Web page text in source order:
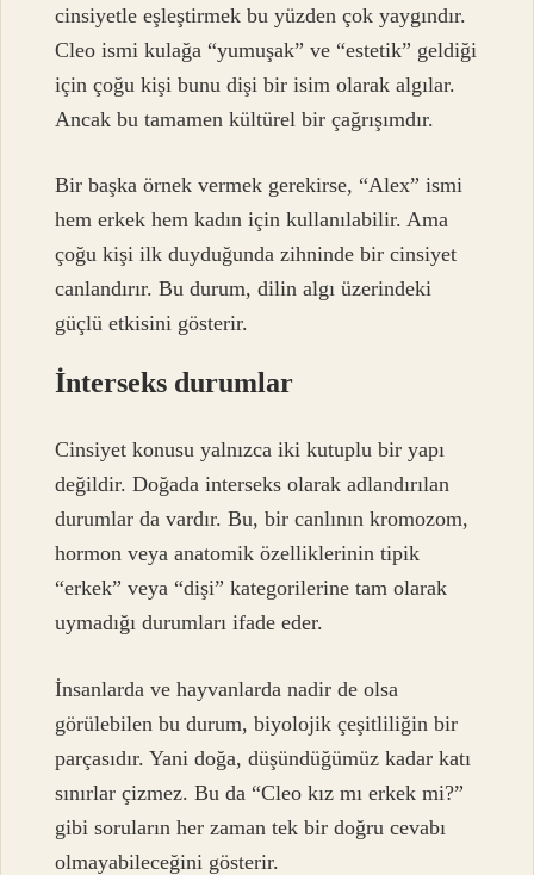
cinsiyetle eşleştirmek bu yüzden çok yaygındır.
Cleo ismi kulağa “yumuşak” ve “estetik” geldiği
için çoğu kişi bunu dişi bir isim olarak algılar.
Ancak bu tamamen kültürel bir çağrışımdır.
Bir başka örnek vermek gerekirse, “Alex” ismi
hem erkek hem kadın için kullanılabilir. Ama
çoğu kişi ilk duyduğunda zihninde bir cinsiyet
canlandırır. Bu durum, dilin algı üzerindeki
güçlü etkisini gösterir.
İnterseks durumlar
Cinsiyet konusu yalnızca iki kutuplu bir yapı
değildir. Doğada interseks olarak adlandırılan
durumlar da vardır. Bu, bir canlının kromozom,
hormon veya anatomik özelliklerinin tipik
“erkek” veya “dişi” kategorilerine tam olarak
uymadığı durumları ifade eder.
İnsanlarda ve hayvanlarda nadir de olsa
görülebilen bu durum, biyolojik çeşitliliğin bir
parçasıdır. Yani doğa, düşündüğümüz kadar katı
sınırlar çizmez. Bu da “Cleo kız mı erkek mi?”
gibi soruların her zaman tek bir doğru cevabı
olmayabileceğini gösterir.